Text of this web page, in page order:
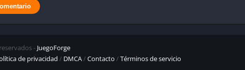
- JuegoForge
de privacidad / DMCA/Contacto /Términos de servicio